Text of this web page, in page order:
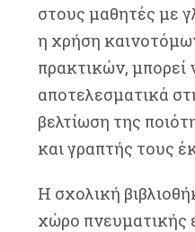
στους μαθητές με
η χρήση
πρακτικών, μπορεί
αποτελεσματικά
βελτίωση της
και γραπτής τους
Η σχολική
χώρο πνευματικής